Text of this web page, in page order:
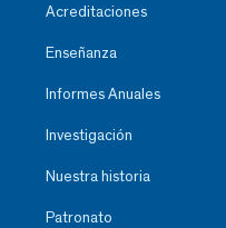
Acreditaciones
Enseñanza
Informes Anuales
Investigación
Nuestra historia
Patronato